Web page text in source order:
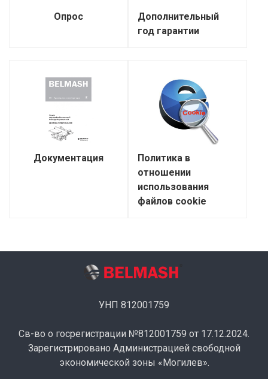
Опрос
Дополнительный
год гарантии
Документация
Политика в
отношении
использования
файлов cookie
УНП 812001759
Св-во о госрегистрации №812001759 от 17.12.2024.
Зарегистрировано Администрацией свободной
экономической зоны «Могилев».